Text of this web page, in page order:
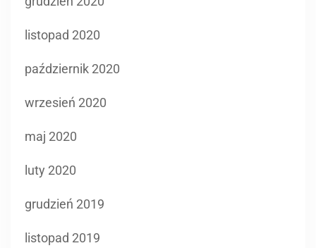
listopad 2020
październik 2020
wrzesień 2020
maj 2020
luty 2020
grudzień 2019
listopad 2019